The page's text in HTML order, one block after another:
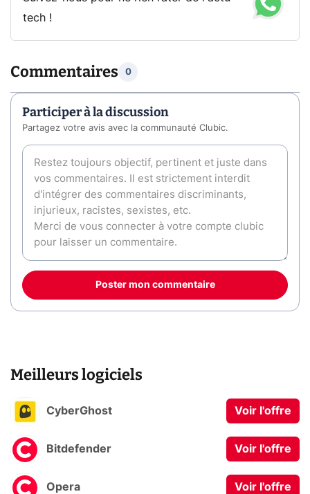
tech !
Commentaires 0
Participer à la discussion
Partagez votre avis avec la communauté Clubic.
Poster mon commentaire
Meilleurs logiciels
CyberGhost Voir l'offre
Bitdefender Voir l'offre
Opera Voir l'offre